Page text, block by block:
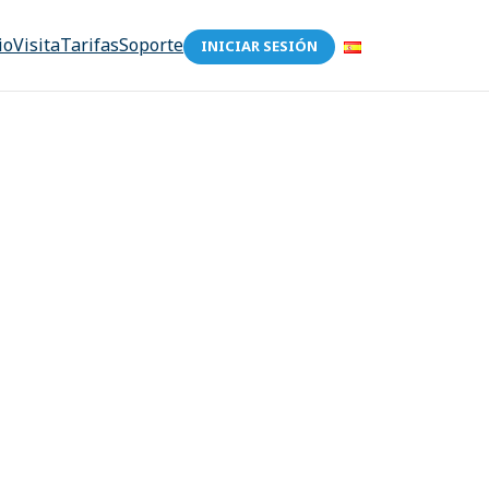
VisitaTarifasSoporte INICIAR SESIÓN